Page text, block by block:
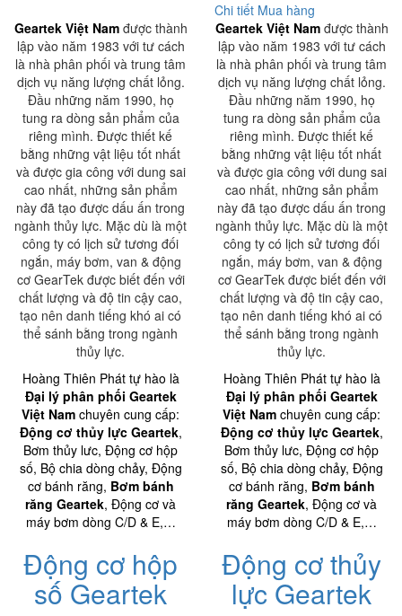
Chi tiết Mua hàng
Geartek Việt Namđược thành
lập vào năm 1983 với tư cách
là nhà phân phối và trung tâm
dịch vụ năng lượng chất lỏng.
Đầu những năm 1990, họ
tung ra dòng sản phẩm của
riêng mình. Được thiết kế
bằng những vật liệu tốt nhất
và được gia công với dung sai
cao nhất, những sản phẩm
này đã tạo được dấu ấn trong
ngành thủy lực. Mặc dù là một
công ty có lịch sử tương đối
ngắn, máy bơm, van & động
cơ GearTek được biết đến với
chất lượng và độ tin cậy cao,
tạo nên danh tiếng khó ai có
thể sánh bằng trong ngành
thủy lực.
Hoàng Thiên Phát tự hào là
Đại lý phân phối Geartek
Việt Nam chuyên cung cấp:
Động cơ thủy lực Geartek,
Bơm thủy lưc, Động cơ hộp
số, Bộ chia dòng chảy, Động
cơ bánh răng, Bơm bánh
răng Geartek, Động cơ và
máy bơm dòng C/D & E,…
Động cơ hộp
số Geartek
Geartek Việt Namđược thành
lập vào năm 1983 với tư cách
là nhà phân phối và trung tâm
dịch vụ năng lượng chất lỏng.
Đầu những năm 1990, họ
tung ra dòng sản phẩm của
riêng mình. Được thiết kế
bằng những vật liệu tốt nhất
và được gia công với dung sai
cao nhất, những sản phẩm
này đã tạo được dấu ấn trong
ngành thủy lực. Mặc dù là một
công ty có lịch sử tương đối
ngắn, máy bơm, van & động
cơ GearTek được biết đến với
chất lượng và độ tin cậy cao,
tạo nên danh tiếng khó ai có
thể sánh bằng trong ngành
thủy lực.
Hoàng Thiên Phát tự hào là
Đại lý phân phối Geartek
Việt Nam chuyên cung cấp:
Động cơ thủy lực Geartek,
Bơm thủy lưc, Động cơ hộp
số, Bộ chia dòng chảy, Động
cơ bánh răng, Bơm bánh
răng Geartek, Động cơ và
máy bơm dòng C/D & E,…
Động cơ thủy
lực Geartek